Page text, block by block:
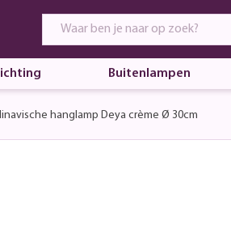
Buitenlampen
hanglamp Deya crème Ø 30cm